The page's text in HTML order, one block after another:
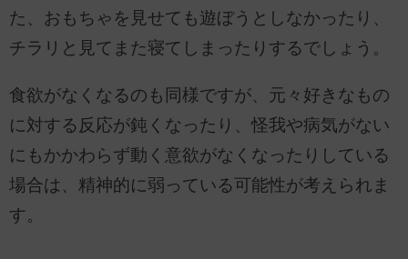
た、おもちゃを見せても遊ぼうとしなかったり、
チラリと見てまた寝てしまったりするでしょう。
食欲がなくなるのも同様ですが、元々好きなもの
に対する反応が鈍くなったり、怪我や病気がない
にもかかわらず動く意欲がなくなったりしている
場合は、精神的に弱っている可能性が考えられま
す。